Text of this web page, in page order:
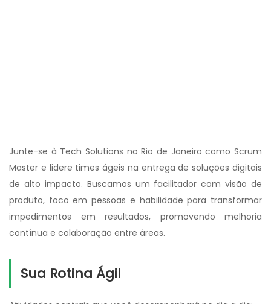
Junte-se à Tech Solutions no Rio de Janeiro como Scrum
Master e lidere times ágeis na entrega de soluções digitais
de alto impacto. Buscamos um facilitador com visão de
produto, foco em pessoas e habilidade para transformar
impedimentos em resultados, promovendo melhoria
contínua e colaboração entre áreas.
Sua Rotina Ágil